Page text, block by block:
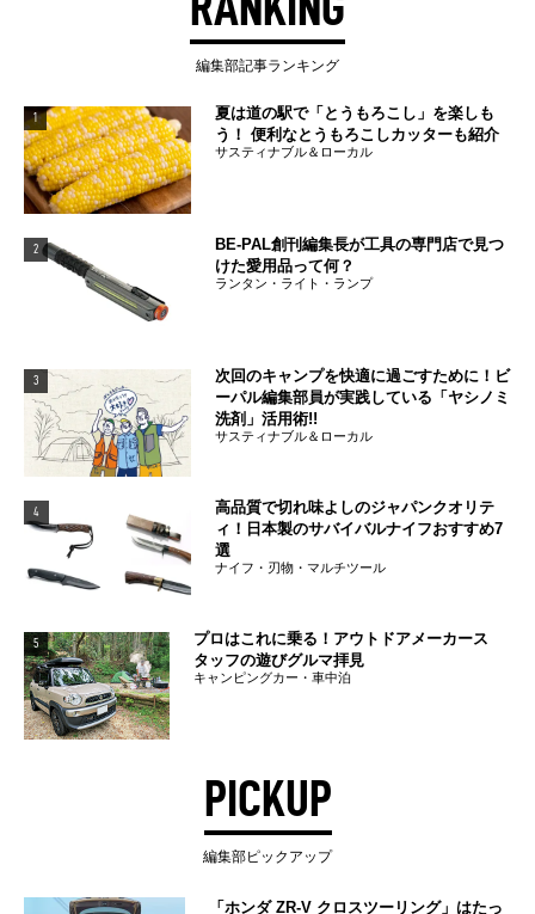
編集部記事ランキング
1
夏は道の駅で「とうもろこし」を楽しも
う！ 便利なとうもろこしカッターも紹介
サスティナブル＆ローカル
2
BE-PAL創刊編集長が工具の専門店で見つ
けた愛用品って何？
ランタン・ライト・ランプ
3
次回のキャンプを快適に過ごすために！ビ
ーパル編集部員が実践している「ヤシノミ
洗剤」活用術!!
サスティナブル＆ローカル
4
高品質で切れ味よしのジャパンクオリテ
ィ！日本製のサバイバルナイフおすすめ7
選
ナイフ・刃物・マルチツール
5
プロはこれに乗る！アウトドアメーカース
タッフの遊びグルマ拝見
キャンピングカー・車中泊
PICKUP
編集部ピックアップ
「ホンダ ZR-V クロスツーリング」はたっ